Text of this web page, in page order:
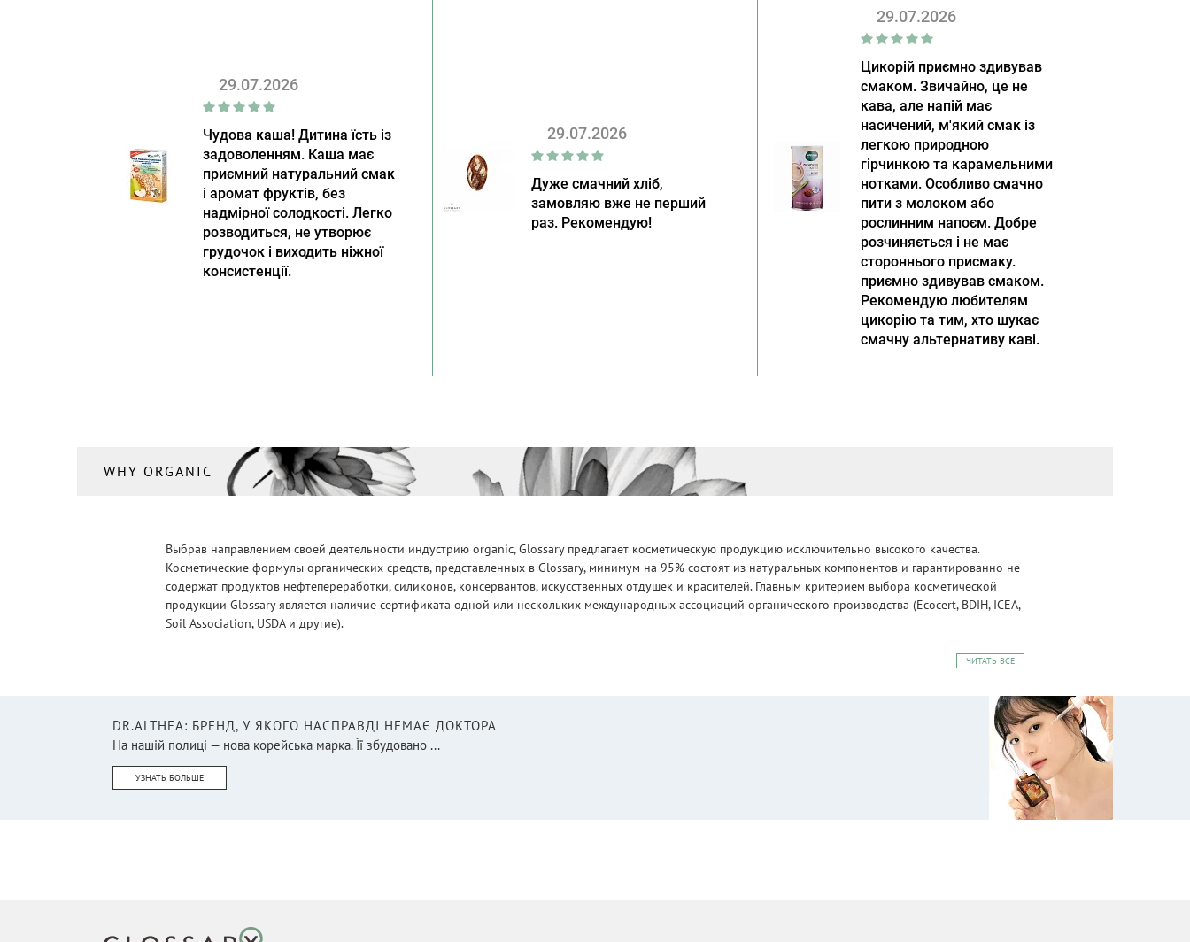
29.07.2026
Чудова каша! Дитина їсть із
задоволенням. Каша має
приємний натуральний смак
і аромат фруктів, без
надмірної солодкості. Легко
розводиться, не утворює
грудочок і виходить ніжної
консистенції.
29.07.2026
Дуже смачний хліб,
замовляю вже не перший
раз. Рекомендую!
29.07.2026
Цикорій приємно здивував
смаком. Звичайно, це не
кава, але напій має
насичений, м'який смак із
легкою природною
гірчинкою та карамельними
нотками. Особливо смачно
пити з молоком або
рослинним напоєм. Добре
розчиняється і не має
стороннього присмаку.
приємно здивував смаком.
Рекомендую любителям
цикорію та тим, хто шукає
смачну альтернативу каві.
WHY ORGANIC
Выбрав направлением своей деятельности индустрию organic, Glossary предлагает косметическую продукцию исключительно высокого качества.
Косметические формулы органических средств, представленных в Glossary, минимум на 95% состоят из натуральных компонентов и гарантированно не
содержат продуктов нефтепереработки, силиконов, консервантов, искусственных отдушек и красителей. Главным критерием выбора косметической
продукции Glossary является наличие сертификата одной или нескольких международных ассоциаций органического производства (Ecocert, BDIH, ICEA,
Soil Association, USDA и другие).
ЧИТАТЬ ВСЕ
DR.ALTHEA: БРЕНД, У ЯКОГО НАСПРАВДІ НЕМАЄ ДОКТОРА
На нашій полиці — нова корейська марка. Її збудовано ...
УЗНАТЬ БОЛЬШЕ